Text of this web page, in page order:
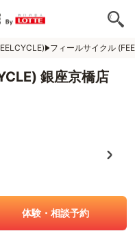
フィールサイクル
銀座京橋店
体験・相談予約